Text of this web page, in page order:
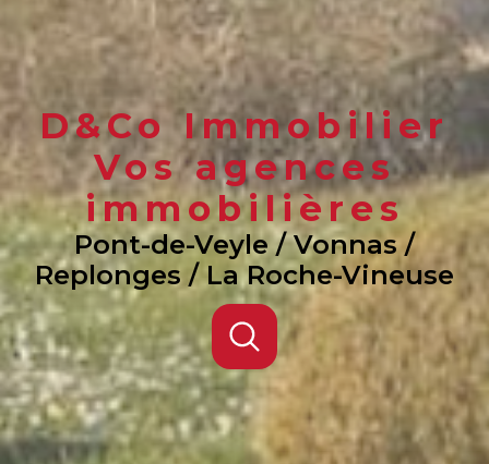
D&Co Immobilier
Vos agences
immobilières
Pont-de-Veyle / Vonnas /
Replonges / La Roche-Vineuse